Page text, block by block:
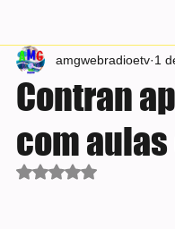
Contran
com
amgwebradioetv 1
Avaliado com NaN